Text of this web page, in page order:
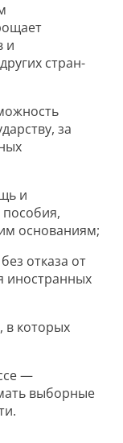
и
стран-
за
и
основаниям;
отказа от
иностранных
в которых
—
выборные